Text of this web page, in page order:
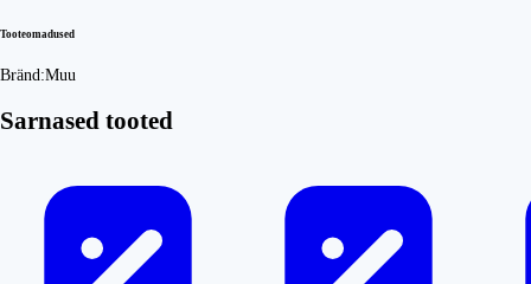
Tooteomadused
Bränd:Muu
Sarnased tooted